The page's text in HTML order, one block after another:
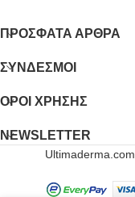
ΠΡΌΣΦΑΤΑ ΆΡΘΡΑ
ΣΎΝΔΕΣΜΟΙ
ΟΡΟΙ ΧΡΗΣΗΣ
NEWSLETTER
Ultimaderma.com